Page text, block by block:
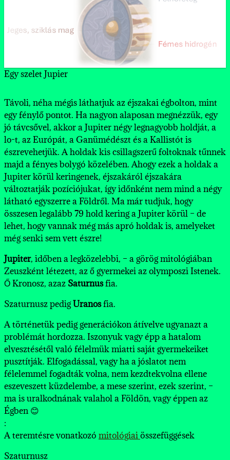
ISTENI GENERÁCIÓK
PÜTHAGORASZ
A NETFLIX MŰSORÁN: MÁRIA
TALÁN A VALLÁSOK EREDETE
LYMAN FRANK BAUM ÉS ÓZ
ARISZTOTELÉSZRŐL 4×3 GONDOLAT
JEAN-PHILIPPE RAMEAU: LES BORÉADES /
ÓKORI EGYIPTOMI VALLÁS – 1
WEBOLDALNOTESZ
Egy szelet Jupier
Távoli, néha mégis láthatjuk az éjszakai égbolton, mint
egy fénylő pontot. Ha nagyon alaposan megnézzük, egy
jó távcsővel, akkor a Jupiter négy legnagyobb holdját, a
lo-t, az Európát, a Ganümédészt és a Kallistót is
észrevehetjük. A holdak kis csillagszerű foltoknak tűnnek
majd a fényes bolygó közelében. Ahogy ezek a holdak a
Jupiter körül keringenek, éjszakáról éjszakára
változtatják pozíciójukat, így időnként nem mind a négy
látható egyszerre a Földről. Ma már tudjuk, hogy
összesen legalább 79 hold kering a Jupiter körül – de
lehet, hogy vannak még más apró holdak is, amelyeket
még senki sem vett észre!
Jupiter, időben a legközelebbi, – a görög mitológiában
Zeuszként létezett, az ő gyermekei az olymposzi Istenek.
Ő Kronosz, azaz Saturnusfia.
Szaturnusz pedigUranosfia.
A történetük pedig generációkon átívelve ugyanazt a
problémát hordozza. Iszonyuk vagy épp a hatalom
elvesztésétől való félelmük miatti saját gyermekeiket
pusztítják. Elfogadással, vagy ha a jóslatot nem
félelemmel fogadták volna, nem kezdtekvolna ellene
eszeveszett küzdelembe, a mese szerint, ezek szerint, –
ma is uralkodnának valahol a Földön, vagy éppen az
Égben 😊
:
A teremtésre vonatkozó mitológiaiösszefüggések
Szaturnusz